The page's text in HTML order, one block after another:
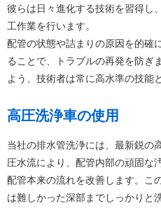
彼らは日々進化する技術を習得し
工作業を行います。
配管の状態や詰まりの原因を的確
ることで、トラブルの再発を防ぎ
よう、技術者は常に高水準の技能
高圧洗浄車の使用
当社の排水管洗浄には、最新鋭の
圧水流により、配管内部の頑固な
配管本来の流れを改善します。こ
は難しかった深部までしっかりと